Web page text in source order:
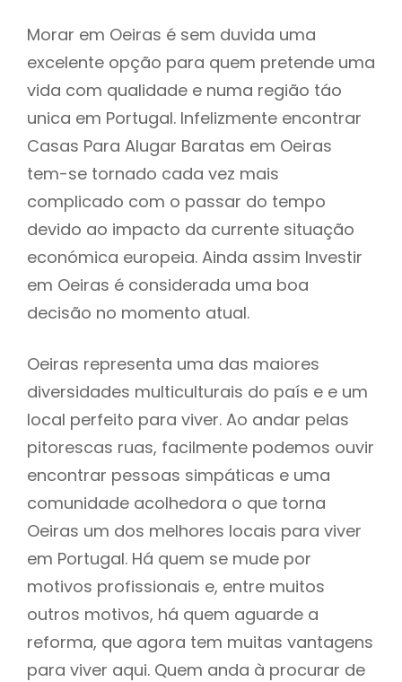
Morar em Oeiras é sem duvida uma
excelente opção para quem pretende uma
vida com qualidade e numa região táo
unica em Portugal. Infelizmente encontrar
Casas Para Alugar Baratas em Oeiras
tem-se tornado cada vez mais
complicado com o passar do tempo
devido ao impacto da currente situação
económica europeia. Ainda assim Investir
em Oeiras é considerada uma boa
decisão no momento atual.
Oeiras representa uma das maiores
diversidades multiculturais do país e e um
local perfeito para viver. Ao andar pelas
pitorescas ruas, facilmente podemos ouvir
encontrar pessoas simpáticas e uma
comunidade acolhedora o que torna
Oeiras um dos melhores locais para viver
em Portugal. Há quem se mude por
motivos profissionais e, entre muitos
outros motivos, há quem aguarde a
reforma, que agora tem muitas vantagens
para viver aqui. Quem anda à procurar de